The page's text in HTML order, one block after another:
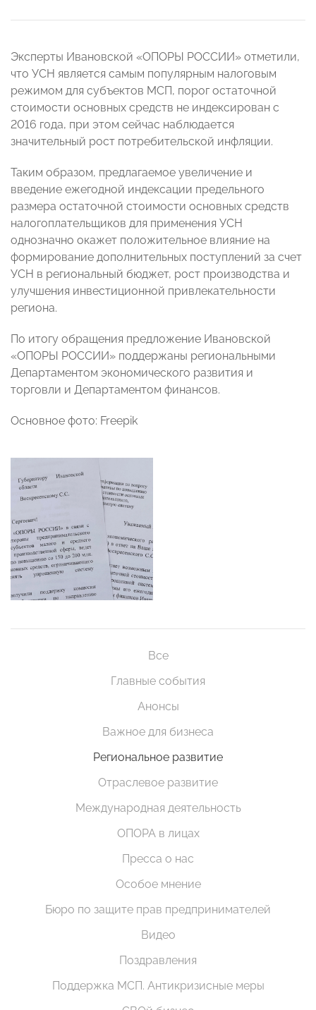
Эксперты Ивановской «ОПОРЫ РОССИИ» отметили,
что УСН является самым популярным налоговым
режимом для субъектов МСП, порог остаточной
стоимости основных средств не индексирован с
2016 года, при этом сейчас наблюдается
значительный рост потребительской инфляции.
Таким образом, предлагаемое увеличение и
введение ежегодной индексации предельного
размера остаточной стоимости основных средств
налогоплательщиков для применения УСН
однозначно окажет положительное влияние на
формирование дополнительных поступлений за счет
УСН в региональный бюджет, рост производства и
улучшения инвестиционной привлекательности
региона.
По итогу обращения предложение Ивановской
«ОПОРЫ РОССИИ» поддержаны региональными
Департаментом экономического развития и
торговли и Департаментом финансов.
Основное фото: Freepik
Все
Главные события
Анонсы
Важное для бизнеса
Региональное развитие
Отраслевое развитие
Международная деятельность
ОПОРА в лицах
Пресса о нас
Особое мнение
Бюро по защите прав предпринимателей
Видео
Поздравления
Поддержка МСП. Антикризисные меры